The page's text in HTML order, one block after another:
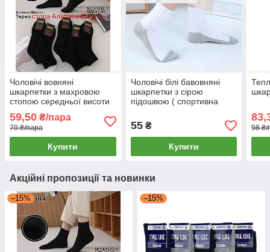
Чоловічі вовняні
шкарпетки з махровою
стопою середньої висоти
59,50 ₴/пара
70 ₴/пара
Купити
Чоловічі білі бавовняні
шкарпетки з сірою
підошвою ( спортивна
55₴
Купити
98 ₴/
Акційні пропозиції та новинки
–15% –15%